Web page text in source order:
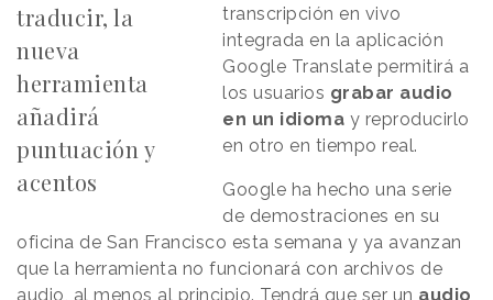
traducir, la
nueva
herramienta
añadirá
puntuación y
acentos
transcripción en vivo
integrada en la aplicación
Google Translate permitirá a
los usuarios grabar audio
en un idioma y reproducirlo
en otro en tiempo real.
Google ha hecho una serie
de demostraciones en su
oficina de San Francisco esta semana y ya avanzan
que la herramienta no funcionará con archivos de
audio, al menos al principio. Tendrá que ser un audio